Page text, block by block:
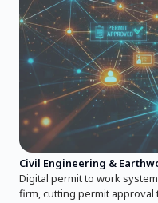
Civil Engineering &
Digital permit to work
firm, cutting permit approval